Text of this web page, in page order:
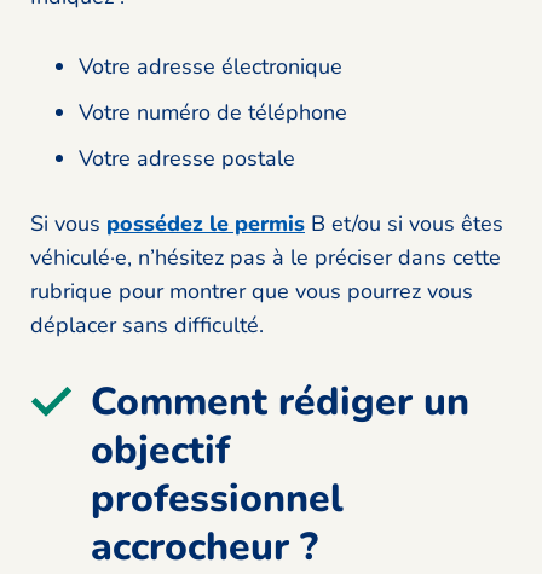
Votre adresse électronique
Votre numéro de téléphone
Votre adresse postale
Si vous possédez le permis B et/ou si vous êtes
véhiculé·e, n’hésitez pas à le préciser dans cette
rubrique pour montrer que vous pourrez vous
déplacer sans difficulté.
Comment rédiger un
objectif
professionnel
accrocheur ?